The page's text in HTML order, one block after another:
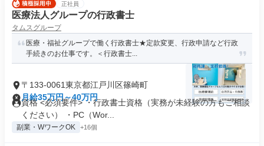
正社員
医療法人グループの行政書士
タムスグループ
医療・福祉グループで働く行政書士★定款変更、行政申請など行政
手続きのお仕事です。＜行政書士...
〒133-0061東京都江戸川区篠崎町
月給35万円～40万円
資格 <必須要件> ・行政書士資格（実務が未経験の方もご相談
ください） ・PC（Wor...
副業・WワークOK +16個